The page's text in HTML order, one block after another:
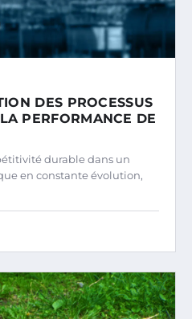
DES PROCESSUS
PERFORMANCE DE
durable dans un
en constante évolution,